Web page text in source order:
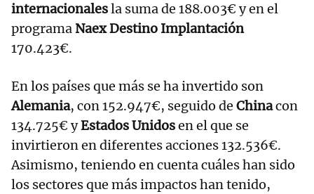
internacionalesla suma de 188.003€ y en el
programa Naex Destino Implantación
170.423€.
En los países que más se ha invertido son
Alemania, con 152.947€, seguido de Chinacon
134.725€ yEstados Unidosen el que se
invirtieron en diferentes acciones 132.536€.
Asimismo, teniendo en cuenta cuáles han sido
los sectores que más impactos han tenido,